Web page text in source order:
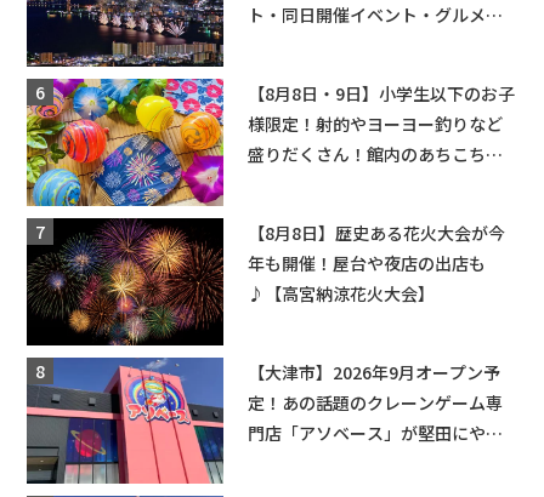
ト・同日開催イベント・グルメマ
【8月8日・9日】小学生以下のお子
様限定！射的やヨーヨー釣りなど
盛りだくさん！館内のあちこちに
【8月8日】歴史ある花火大会が今
年も開催！屋台や夜店の出店も
♪【高宮納涼花火大会】
【大津市】2026年9月オープン予
定！あの話題のクレーンゲーム専
門店「アソベース」が堅田にやっ